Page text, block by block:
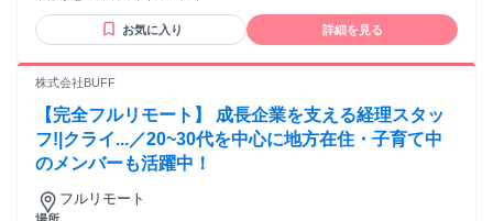
自宅で集中して業務に取り組める方 ・コミュニケーションを
大切にできる方 ・税理士法人・会計事務所での勤務経験があ
ら働きたい方 ・医療業界に興味・関心がある方 ・クラウド会
お気に入り 詳細を見る
株式会社BUFF
【完全フルリモート】 成長企業を支える経理スタッ
フ!|クライ...／20~30代を中心に地方在住・子育て中
のメンバーも活躍中！
フルリモート